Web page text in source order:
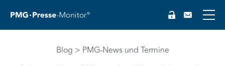
Blog PMG-News und Termine